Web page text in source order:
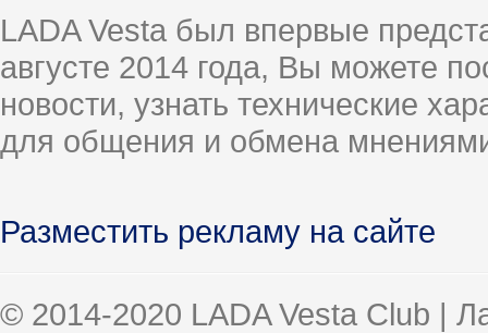
LADA Vesta был впервые
августе 2014 года, Вы можете
новости, узнать технические
для общения и обмена
Разместить рекламу на сайте
© 2014-2020 LADA Vesta Club |